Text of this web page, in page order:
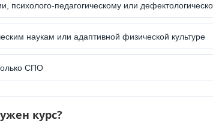
психолого-педагогическому или
наукам или адаптивной физической культуре
СПО
курс?